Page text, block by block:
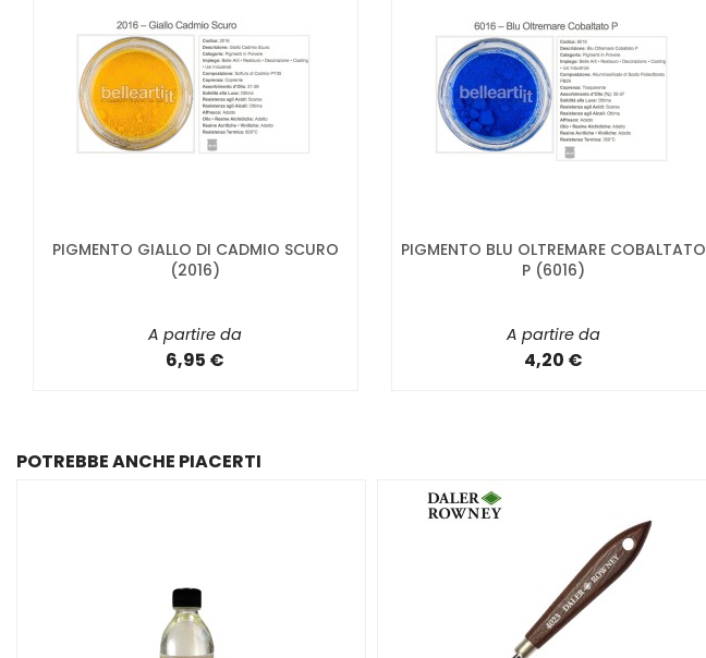
PIGMENTO GIALLO DI CADMIO SCURO
(2016)
A partire da
6,95 €
PIGMENTO BLU OLTREMARE COBALTATO
P (6016)
A partire da
4,20 €
POTREBBE ANCHE PIACERTI